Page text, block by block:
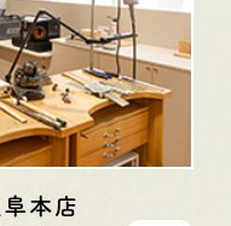
本店